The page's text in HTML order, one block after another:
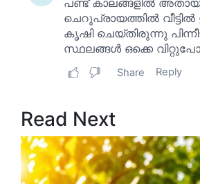
Read Next